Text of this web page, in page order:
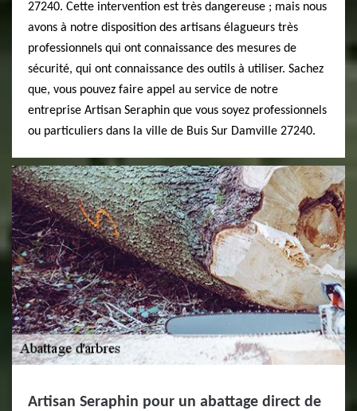
27240. Cette intervention est très dangereuse ; mais nous
avons à notre disposition des artisans élagueurs très
professionnels qui ont connaissance des mesures de
sécurité, qui ont connaissance des outils à utiliser. Sachez
que, vous pouvez faire appel au service de notre
entreprise Artisan Seraphin que vous soyez professionnels
ou particuliers dans la ville de Buis Sur Damville 27240.
Artisan Seraphin pour un abattage direct de